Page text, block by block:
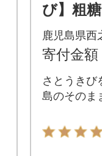
び】粗
ト
鹿児島県西
寄付金額
さとうきび
島のそのま